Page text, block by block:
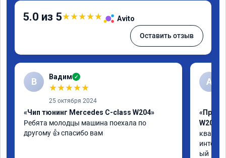
5.0 из 5★★★★★ Avito
Оставить отзыв
В Вадим ✓
★★★★★
25 октября 2024
«Чип тюнинг Mercedes C-class W204»
Ребята молодцы машина поехала по
другому 👍 спасибо вам
А
W205»
ый